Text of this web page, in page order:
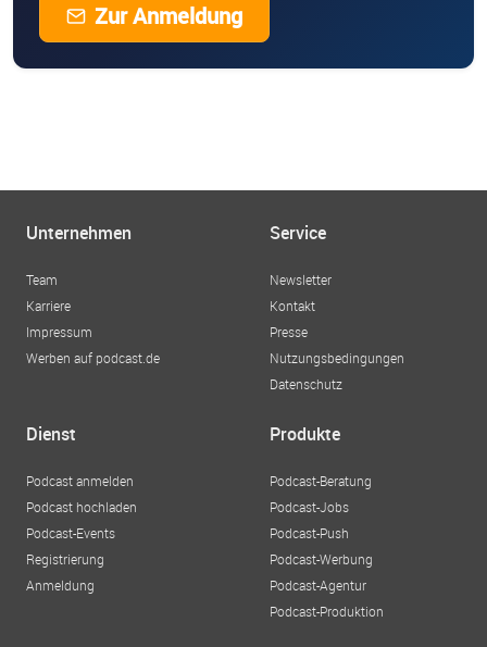
Zur Anmeldung
Unternehmen
Team
Karriere
Impressum
Werben auf podcast.de
Service
Newsletter
Kontakt
Presse
Nutzungsbedingungen
Datenschutz
Dienst
Podcast anmelden
Podcast hochladen
Podcast-Events
Registrierung
Anmeldung
Produkte
Podcast-Beratung
Podcast-Jobs
Podcast-Push
Podcast-Werbung
Podcast-Agentur
Podcast-Produktion